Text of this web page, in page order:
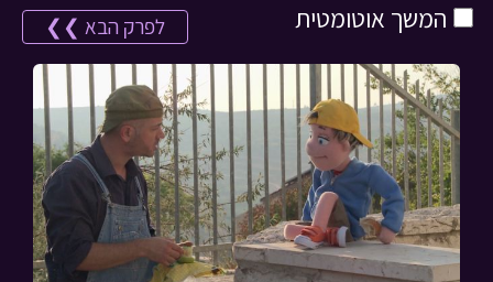
המשך אוטומטית לפרק הבא ❯❯